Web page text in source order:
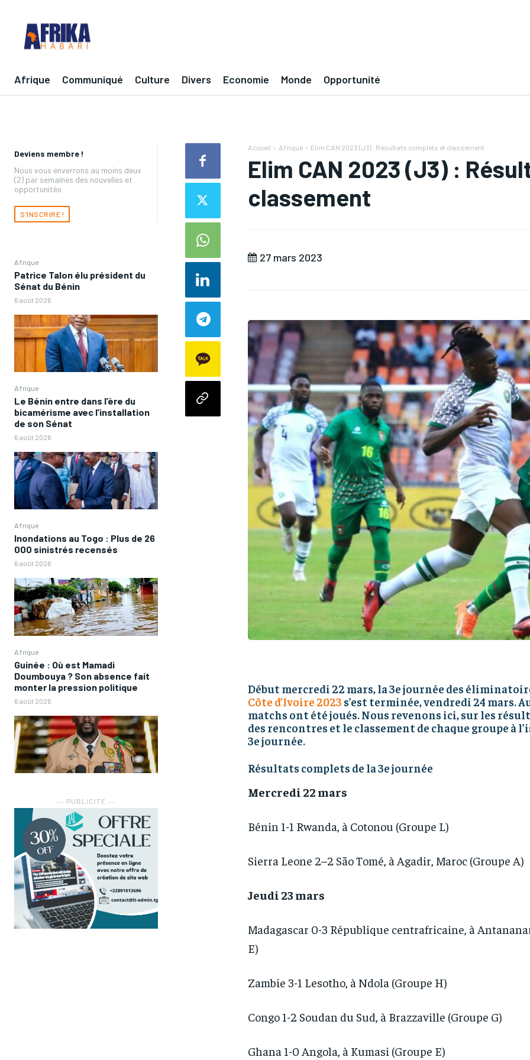
Afrique Communiqué Culture Divers Economie Monde Opportunité
Deviens membre !
Nous vous enverrons au moins deux
(2) par semaines des nouvelles et
opportunités
S'INSCRIRE !
Afrique
Patrice Talon élu président du
Sénat du Bénin
6 août 2026
Afrique
Le Bénin entre dans l’ère du
bicamérisme avec l’installation
de son Sénat
6 août 2026
Afrique
Inondations au Togo : Plus de 26
000 sinistrés recensés
6 août 2026
Afrique
Guinée : Où est Mamadi
Doumbouya ? Son absence fait
monter la pression politique
6 août 2026
― PUBLICITE ―
Accueil Afrique Elim CAN 2023 (J3) : Résultats complets et classement
Elim CAN 2023 (J3) :
classement
27 mars 2023
Début mercredi 22 mars, la 3e journée des
Côte d’Ivoire 2023 s’est terminée, vendredi 24 mars.
matchs ont été joués. Nous revenons ici, sur les
des rencontres et le classement de chaque groupe à
3e journée.
Résultats complets de la 3e journée
Mercredi 22 mars
Bénin 1-1 Rwanda, à Cotonou (Groupe L)
Sierra Leone 2–2 São Tomé, à Agadir, Maroc (Groupe A)
Jeudi 23 mars
Madagascar 0-3 République centrafricaine, à
E)
Zambie 3-1 Lesotho, à Ndola (Groupe H)
Congo 1-2 Soudan du Sud, à Brazzaville (Groupe G)
Ghana 1-0 Angola, à Kumasi (Groupe E)